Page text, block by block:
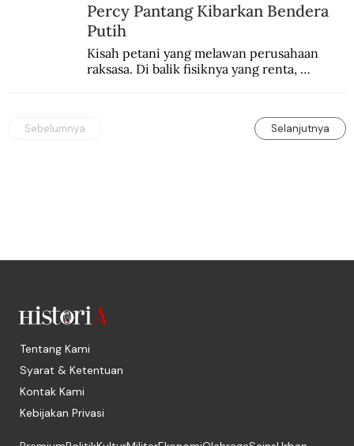
Percy Pantang Kibarkan Bendera
Putih
Kisah petani yang melawan perusahaan
raksasa. Di balik fisiknya yang renta,
Sebelumnya Selanjutnya
Tentang Kami
Syarat & Ketentuan
Kontak Kami
Kebijakan Privasi